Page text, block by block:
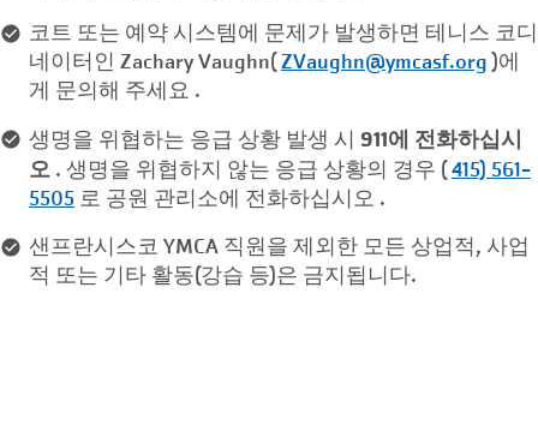
코트 또는 예약 시스템에 문제가 발생하면 테니스 코디
네이터인 Zachary Vaughn(ZVaughn@ymcasf.org)에
게 문의해 주세요 .
생명을 위협하는 응급 상황 발생 시 911에 전화하십시
오 . 생명을 위협하지 않는 응급 상황의 경우 (415) 561-
5505 로 공원 관리소에 전화하십시오 .
샌프란시스코 YMCA 직원을 제외한 모든 상업적, 사업
적 또는 기타 활동(강습 등)은 금지됩니다.